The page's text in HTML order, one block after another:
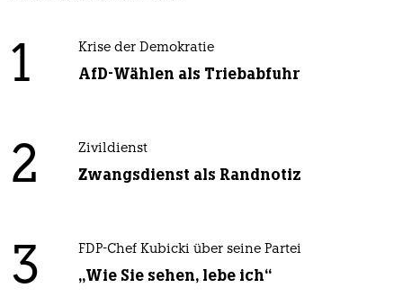
1 Krise der Demokratie
AfD-Wählen als Triebabfuhr
2 Zivildienst
Zwangsdienst als Randnotiz
3 FDP-Chef Kubicki über seine Partei
„Wie Sie sehen, lebe ich“